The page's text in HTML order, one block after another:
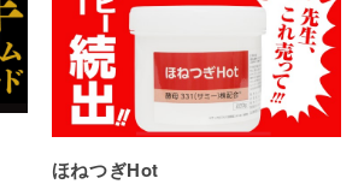
ほねつぎHot